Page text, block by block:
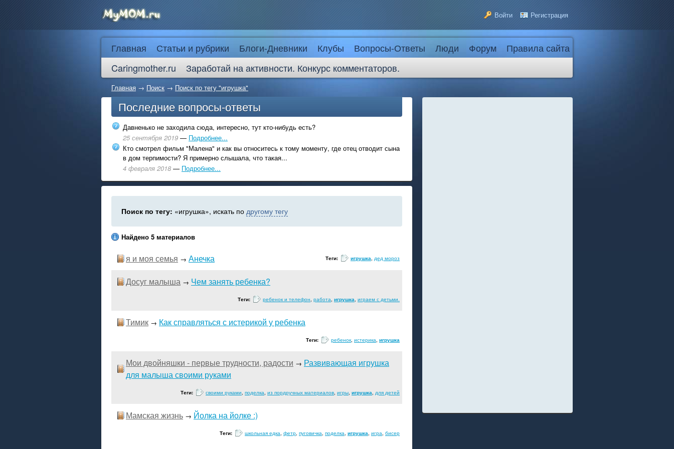
Войти Регистрация
Главная Статьи и рубрики Блоги-Дневники Клубы Вопросы-Ответы Люди Форум
Правила сайта
Caringmother.ru
Заработай на активности. Конкурс комментаторов.
Главная → Поиск → Поиск по тегу "игрушка"
Последние вопросы-ответы
Давненько не заходила сюда, интересно, тут кто-нибудь есть?
25 сентября 2019 — Подробнее...
Кто смотрел фильм "Малена" и как вы относитесь к тому моменту, где отец отводит сына
в дом терпимости? Я примерно слышала, что такая...
4 февраля 2018 — Подробнее...
Поиск по тегу: «игрушка», искать по другому тегу
Найдено 5 материалов
я и моя семья → Анечка Теги: игрушка, дед мороз
Досуг малыша → Чем занять ребенка?
Теги: ребенок и телефон, работа, игрушка, играем с детьми.
Тимик → Как справляться с истерикой у ребенка
Теги: ребенок, истерика, игрушка
Мои двойняшки - первые трудности, радости → Развивающая игрушка
для малыша своими руками
Теги: своими руками, поделка, из пордручных материалов, игры, игрушка, для детей
Мамская жизнь → Йолка на йолке :)
Теги: школьная едка, фетр, пуговичка, поделка, игрушка, игра, бисер